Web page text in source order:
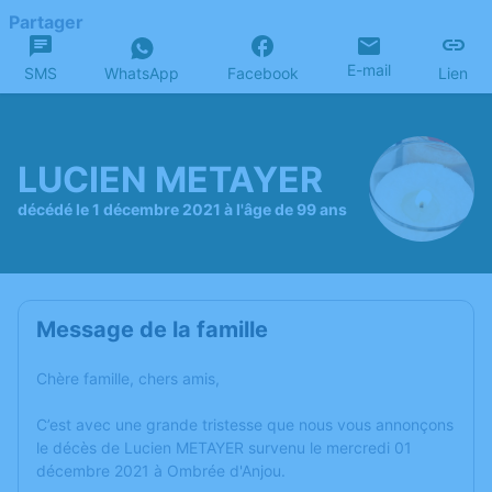
Partager
SMS WhatsApp Facebook E-mail Lien
LUCIEN METAYER
décédé le 1 décembre 2021 à l'âge de 99 ans
Message de la famille
Chère famille, chers amis,
C’est avec une grande tristesse que nous vous annonçons
le décès de Lucien METAYER survenu le mercredi 01
décembre 2021 à Ombrée d'Anjou.